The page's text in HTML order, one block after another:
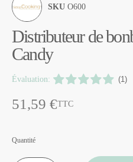
SKU O600
Distributeur de
Candy
Évaluation: (1)
51,59 €TTC
Quantité